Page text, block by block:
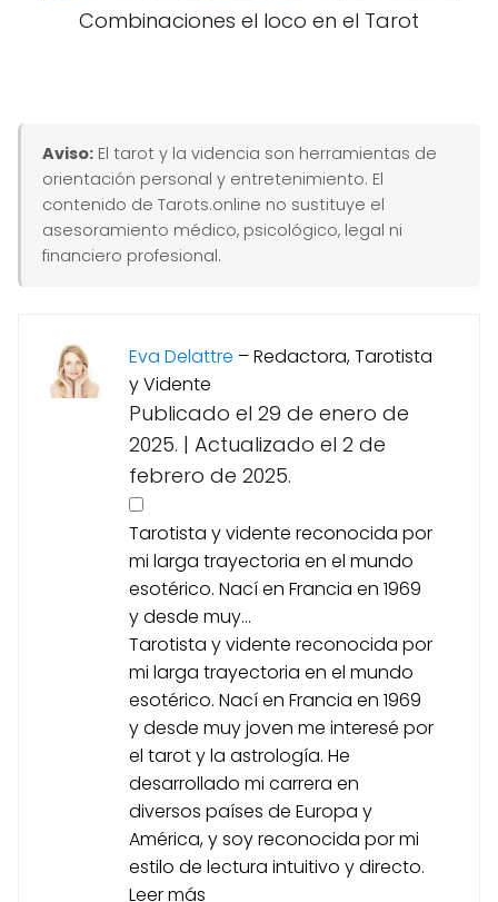
Combinaciones el loco en el Tarot
Aviso: El tarot y la videncia son herramientas de
orientación personal y entretenimiento. El
contenido de Tarots.online no sustituye el
asesoramiento médico, psicológico, legal ni
financiero profesional.
Eva Delattre –Redactora, Tarotista
y Vidente
Publicado el 29 de enero de
2025. | Actualizado el 2 de
febrero de 2025.
Tarotista y vidente reconocida por
mi larga trayectoria en el mundo
esotérico. Nací en Francia en 1969
y desde muy...
Tarotista y vidente reconocida por
mi larga trayectoria en el mundo
esotérico. Nací en Francia en 1969
y desde muy joven me interesé por
el tarot y la astrología. He
desarrollado mi carrera en
diversos países de Europa y
América, y soy reconocida por mi
estilo de lectura intuitivo y directo.
Leer más